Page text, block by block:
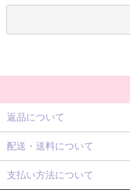
返品について
配送・送料について
支払い方法について